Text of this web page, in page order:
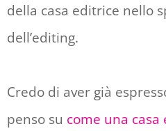
della casa editrice nello
dell’editing.
Credo di aver già
penso su come una